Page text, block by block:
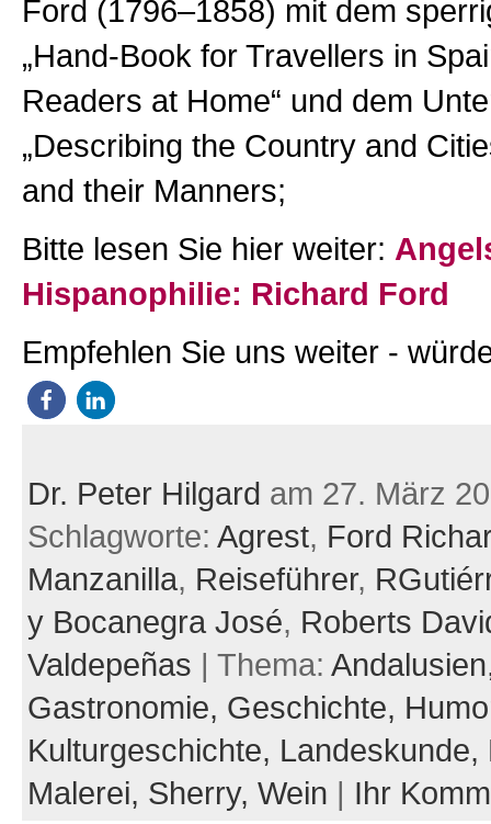
Ford (1796–1858) mit dem
„Hand-Book for Travellers in
Readers at Home“ und dem
„Describing the Country and
and their Manners;
Bitte lesen Sie hier weiter:
Hispanophilie: Richard Ford
Empfehlen Sie uns weiter -
Dr. Peter Hilgard am 27. März
Schlagworte: Agrest, Ford
Manzanilla, Reiseführer,
y Bocanegra José, Roberts
Valdepeñas | Thema:
Gastronomie, Geschichte,
Kulturgeschichte, Landeskunde,
Malerei, Sherry, Wein | Ihr